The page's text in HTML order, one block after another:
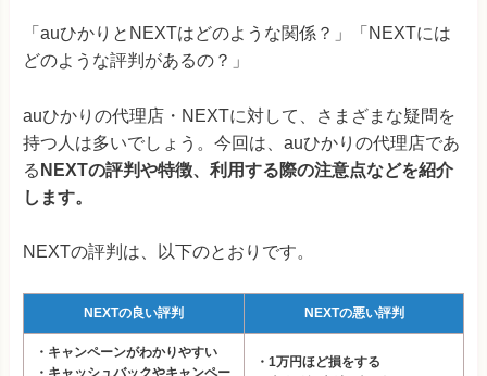
「auひかりとNEXTはどのような関係？」「NEXTには
どのような評判があるの？」
auひかりの代理店・NEXTに対して、さまざまな疑問を
持つ人は多いでしょう。今回は、auひかりの代理店であ
る NEXTの評判や特徴、利用する際の注意点などを紹介
します。
NEXTの評判は、以下のとおりです。
NEXTの良い評判 NEXTの悪い評判
・キャンペーンがわかりやすい
・キャッシュバックやキャンペー
・1万円ほど損をする